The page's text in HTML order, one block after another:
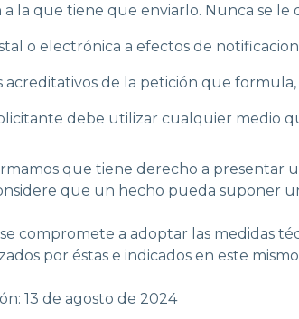
a la que tiene que enviarlo. Nunca se
o electrónica a efectos de
de la petición que formula,
debe utilizar cualquier medio
que tiene derecho a presentar
que un hecho pueda suponer
se compromete a adoptar las medidas
por éstas e indicados en este
13 de agosto de 2024